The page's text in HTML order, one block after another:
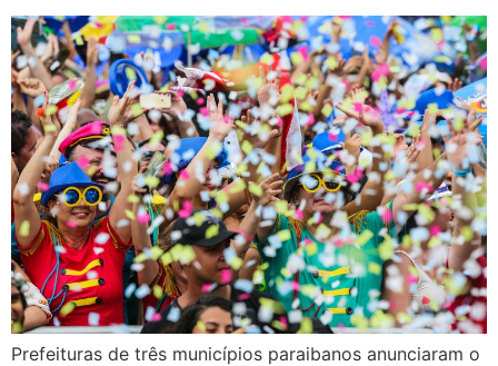
Prefeituras de três municípios paraibanos anunciaram o